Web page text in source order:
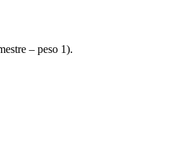
– peso 1).